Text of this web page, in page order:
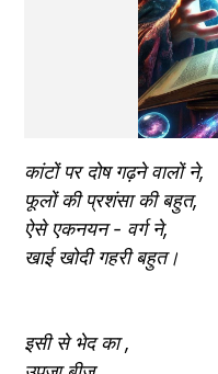
कांटों पर दोष गढ़ने वालों ने,
फूलों की प्रशंसा की बहुत,
ऐसे एकनयन - वर्ग ने,
खाई खोदी गहरी बहुत।
इसी से भेद का ,